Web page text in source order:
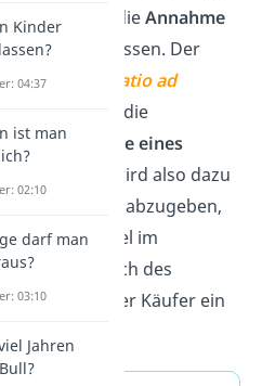
Angebot und dieAnnahme
abgeschlossen. Der
Begriff
„invitatio ad
beschreibt die
zur Abgabe eines
. Eine Person wird also dazu
ein Angebot abzugeben,
durch Artikel im
Der Wunsch des
ist es, dass der Käufer ein
Kinder
04:37
ist man
02:10
darf man
03:10
Jahren